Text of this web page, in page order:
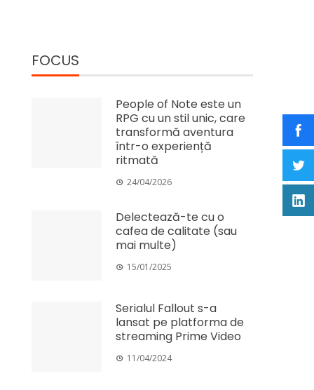
FOCUS
People of Note este un
RPG cu un stil unic, care
transformă aventura
într-o experiență
ritmată
24/04/2026
Delectează-te cu o
cafea de calitate (sau
mai multe)
15/01/2025
Serialul Fallout s-a
lansat pe platforma de
streaming Prime Video
11/04/2024